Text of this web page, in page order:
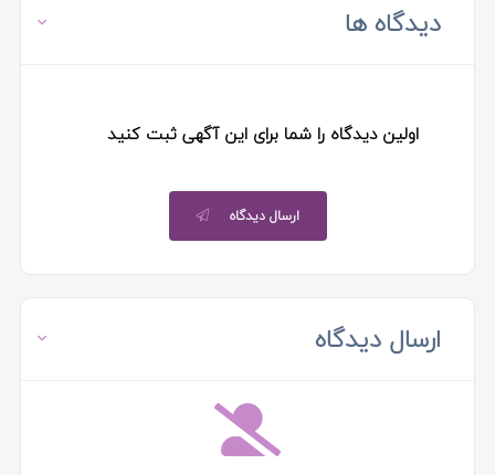
دیدگاه ها
اولین دیدگاه را شما برای این آگهی ثبت کنید
ارسال دیدگاه
ارسال دیدگاه